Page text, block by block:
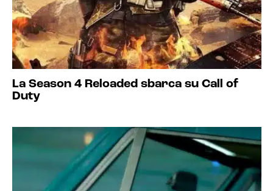
La Season 4 Reloaded sbarca su Call of
Duty